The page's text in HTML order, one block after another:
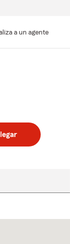
a un agente